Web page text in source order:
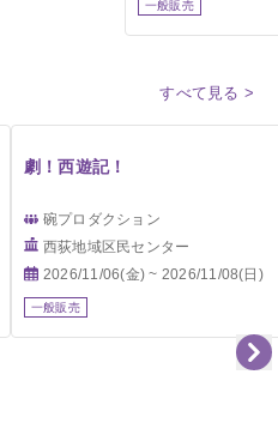
一般販売
すべて見る >
劇！西遊記！
碗プロダクション
西荻地域区民センター
2026/11/06(金) ~ 2026/11/08(日)
一般販売